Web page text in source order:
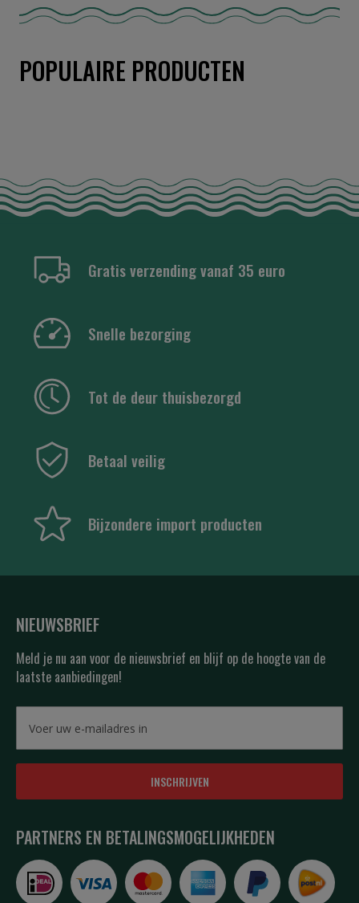
POPULAIRE PRODUCTEN
Gratis verzending vanaf 35 euro
Snelle bezorging
Tot de deur thuisbezorgd
Betaal veilig
Bijzondere import producten
NIEUWSBRIEF
Meld je nu aan voor de nieuwsbrief en blijf op de hoogte van de
laatste aanbiedingen!
INSCHRIJVEN
PARTNERS EN BETALINGSMOGELIJKHEDEN